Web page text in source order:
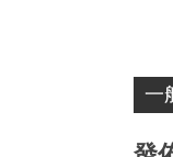
一